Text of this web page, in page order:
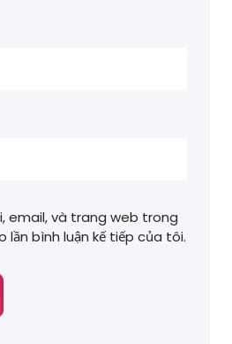
email, và trang web trong
lần bình luận kế tiếp của tôi.